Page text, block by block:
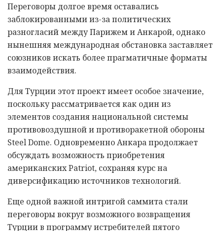
Переговоры долгое время оставались
заблокированными из-за политических
разногласий между Парижем и Анкарой, однако
нынешняя международная обстановка заставляет
союзников искать более прагматичные форматы
взаимодействия.
Для Турции этот проект имеет особое значение,
поскольку рассматривается как один из
элементов создания национальной системы
противовоздушной и противоракетной обороны
Steel Dome. Одновременно Анкара продолжает
обсуждать возможность приобретения
американских Patriot, сохраняя курс на
диверсификацию источников технологий.
Еще одной важной интригой саммита стали
переговоры вокруг возможного возвращения
Турции в программу истребителей пятого